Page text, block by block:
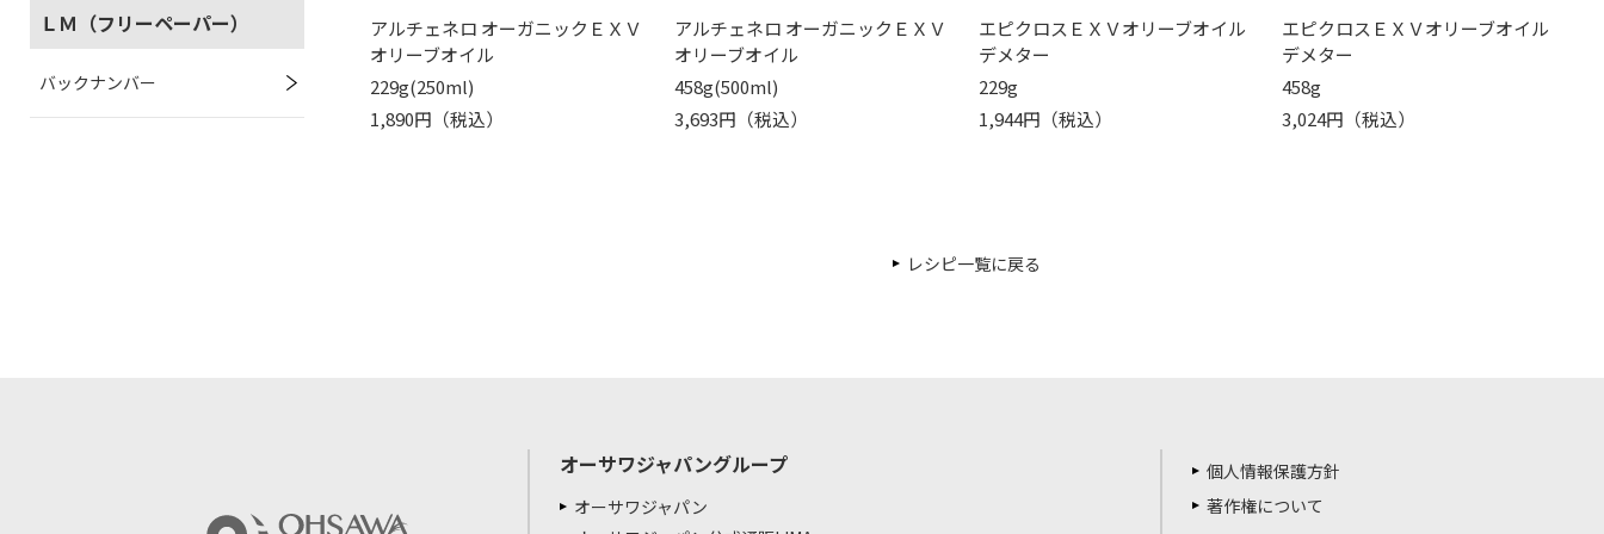
ＬＭ（フリーペーパー）
バックナンバー
アルチェネロ オーガニックＥＸＶ
オリーブオイル
229g(250ml)
1,890円（税込）
アルチェネロ オーガニックＥＸＶ
オリーブオイル
458g(500ml)
3,693円（税込）
エピクロスＥＸＶオリーブオイル
デメター
229g
1,944円（税込）
エピクロスＥＸＶオリーブオイル
デメター
458g
3,024円（税込）
レシピ一覧に戻る
オーサワジャパングループ
オーサワジャパン
個人情報保護方針
著作権について